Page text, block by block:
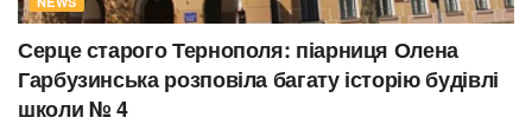
Серце старого Тернополя: піарниця Олена
Гарбузинська розповіла багату історію будівлі
школи № 4